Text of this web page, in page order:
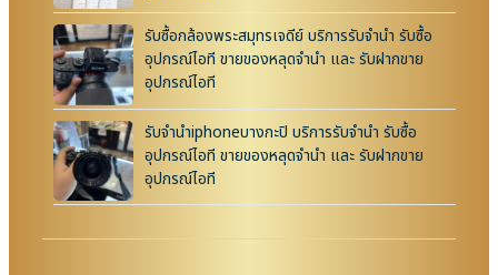
รับซื้อกล้องพระสมุทรเจดีย์ บริการรับจำนำ รับซื้อ
อุปกรณ์ไอที ขายของหลุดจำนำ และ รับฝากขาย
อุปกรณ์ไอที
รับจำนำiphoneบางกะปิ บริการรับจำนำ รับซื้อ
อุปกรณ์ไอที ขายของหลุดจำนำ และ รับฝากขาย
อุปกรณ์ไอที